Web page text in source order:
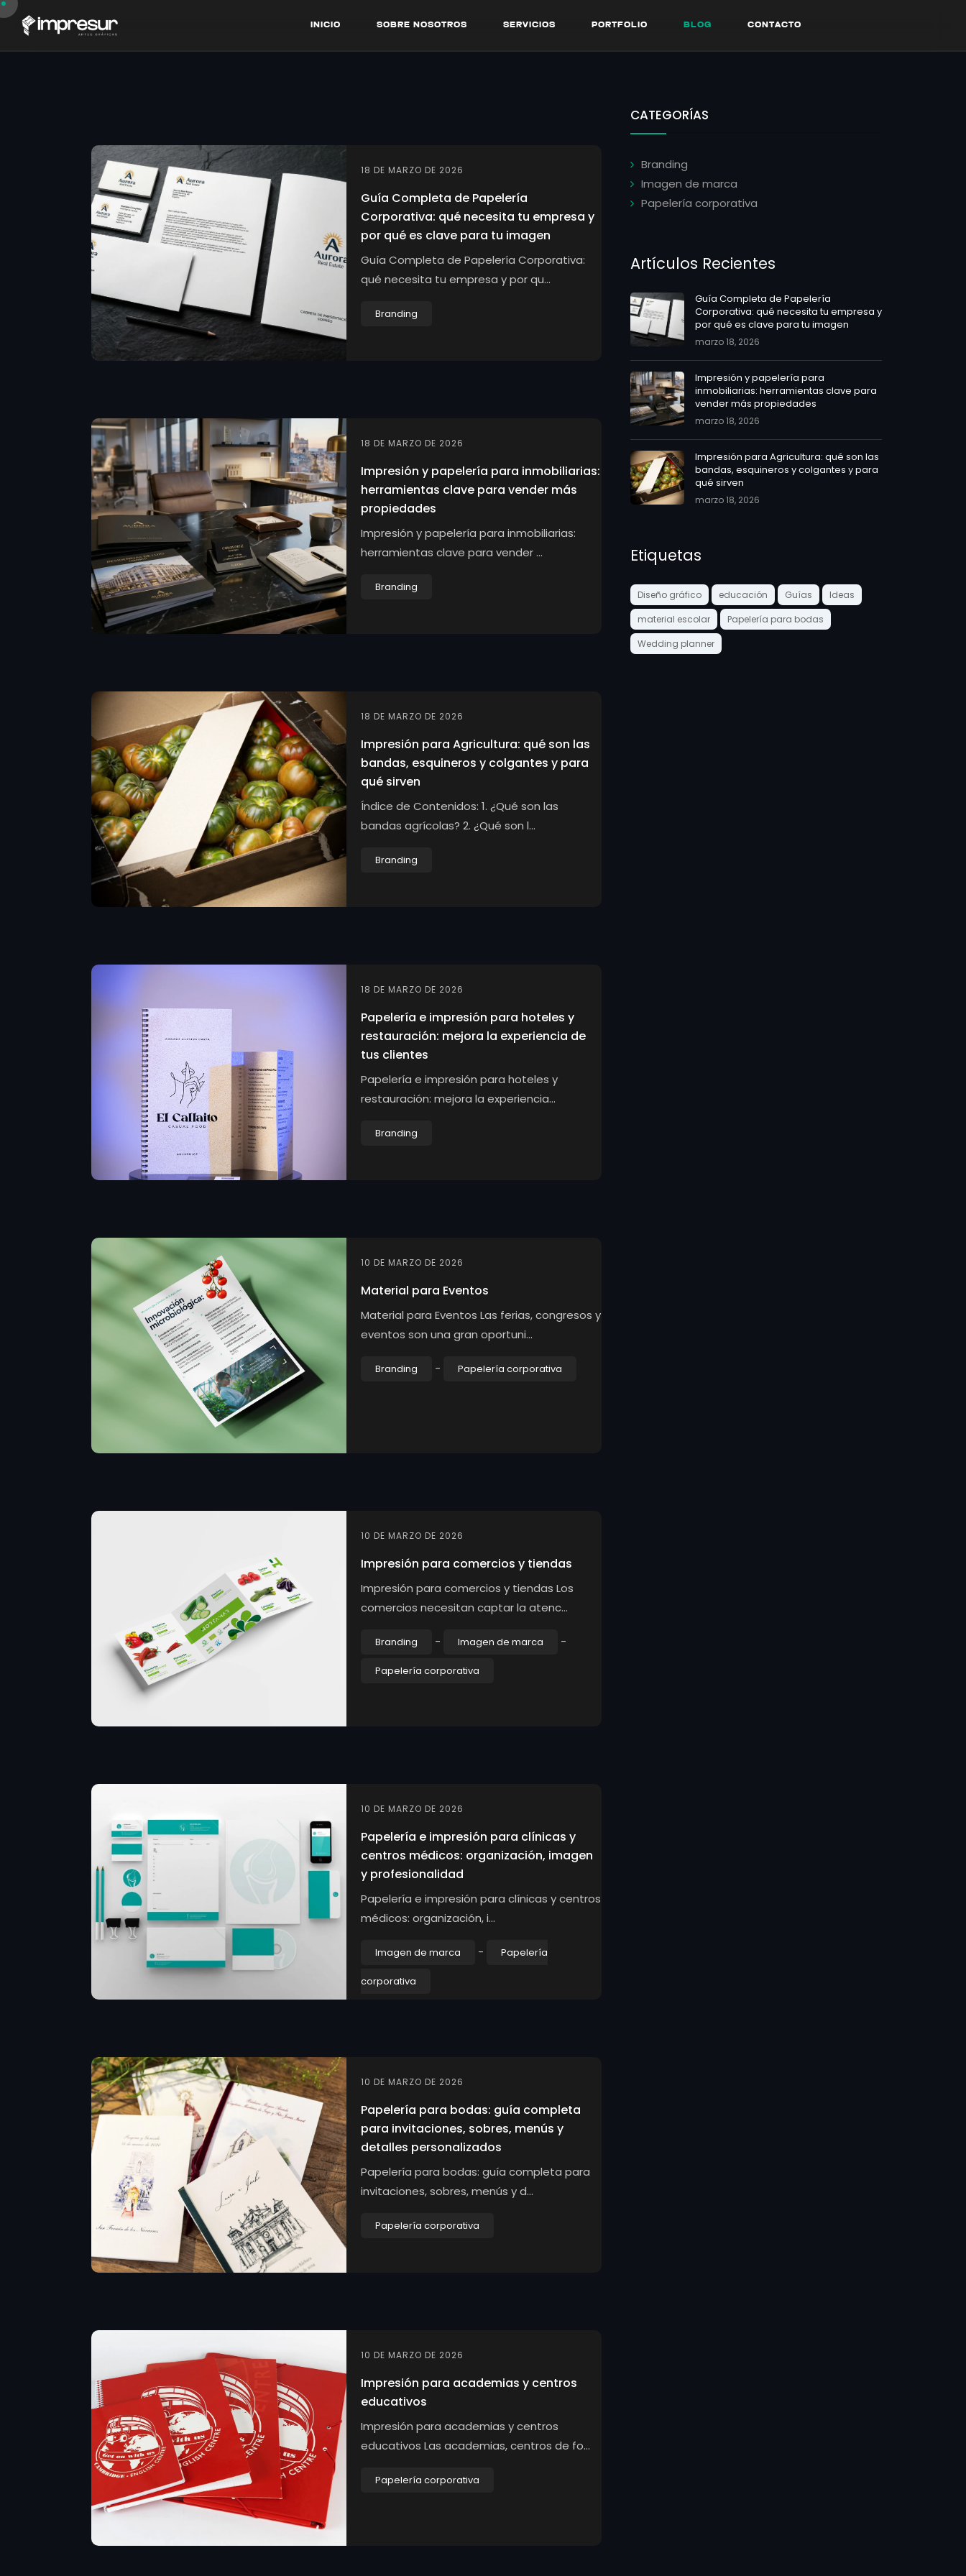
N C O SO B R E N OSOTROS S E RV C OS PO RTFO L O B LOG CO N TACTO
18 DE MARZO DE 2026
Guía Completa de Papelería
Corporativa: qué necesita tu empresa y
por qué es clave para tu imagen
Guía Completa de Papelería Corporativa:
qué necesita tu empresa y por qu...
Branding
18 DE MARZO DE 2026
Impresión y papelería para inmobiliarias:
herramientas clave para vender más
propiedades
Impresión y papelería para inmobiliarias:
herramientas clave para vender ...
Branding
18 DE MARZO DE 2026
Impresión para Agricultura: qué son las
bandas, esquineros y colgantes y para
qué sirven
Índice de Contenidos: 1. ¿Qué son las
bandas agrícolas? 2. ¿Qué son l...
Branding
18 DE MARZO DE 2026
Papelería e impresión para hoteles y
restauración: mejora la experiencia de
tus clientes
Papelería e impresión para hoteles y
restauración: mejora la experiencia...
Branding
10 DE MARZO DE 2026
Material para Eventos
Material para Eventos Las ferias, congresos y
eventos son una gran oportuni...
Branding - Papelería corporativa
10 DE MARZO DE 2026
Impresión para comercios y tiendas
Impresión para comercios y tiendas Los
comercios necesitan captar la atenc...
Branding - Imagen de marca -
Papelería corporativa
10 DE MARZO DE 2026
Papelería e impresión para clínicas y
centros médicos: organización, imagen
y profesionalidad
Papelería e impresión para clínicas y centros
médicos: organización, i...
Imagen de marca - Papelería
corporativa
10 DE MARZO DE 2026
Papelería para bodas: guía completa
para invitaciones, sobres, menús y
detalles personalizados
Papelería para bodas: guía completa para
invitaciones, sobres, menús y d...
Papelería corporativa
10 DE MARZO DE 2026
Impresión para academias y centros
educativos
Impresión para academias y centros
educativos Las academias, centros de fo...
Papelería corporativa
CATEGORÍAS
Branding
Imagen de marca
Papelería corporativa
Artículos Recientes
Guía Completa de Papelería
Corporativa: qué necesita tu empresa y
por qué es clave para tu imagen
marzo 18, 2026
Impresión y papelería para
inmobiliarias: herramientas clave para
vender más propiedades
marzo 18, 2026
Impresión para Agricultura: qué son las
bandas, esquineros y colgantes y para
qué sirven
marzo 18, 2026
Etiquetas
Diseño gráfico educación Guías
Ideas
material escolar
Papelería para bodas
Wedding planner